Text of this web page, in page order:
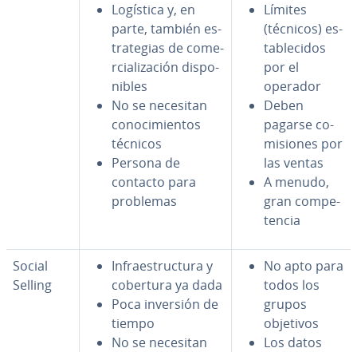
Logística y, en
parte, también es­
tra­te­gias de co­me­
r­cia­li­za­ción di­s­po­
ni­bles
No se necesitan
co­no­ci­mie­n­tos
técnicos
Persona de
contacto para
problemas
Límites
(técnicos) es­
ta­ble­ci­dos
por el
operador
Deben
pagarse co­
mi­sio­nes por
las ventas
A menudo,
gran co­m­pe­
te­n­cia
Social
Selling
In­frae­s­tru­c­tu­ra y
cobertura ya dada
Poca inversión de
tiempo
No se necesitan
No apto para
todos los
grupos
objetivos
Los datos